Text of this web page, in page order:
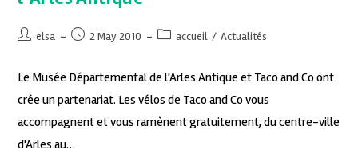
elsa 2 May 2010 accueil / Actualités
Le Musée Départemental de l'Arles Antique et Taco and Co ont
crée un partenariat. Les vélos de Taco and Co vous
accompagnent et vous ramènent gratuitement, du centre-ville
d'Arles au…